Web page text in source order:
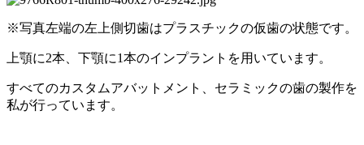
※写真左端の左上側切歯はプラスチックの仮歯の状態です。
上顎に2本、下顎に1本のインプラントを用いています。
すべてのカスタムアバットメント、セラミックの歯の製作を
私が行っています。